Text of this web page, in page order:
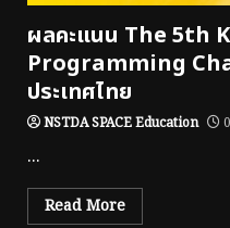
ผลคะแนน The 5th
Programming
ประเทศไทย
NSTDA SPACE Education
...
Read More